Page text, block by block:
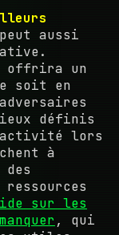
peut aussi
offrira un
soit en
définis
lors
à
sur les
, qui